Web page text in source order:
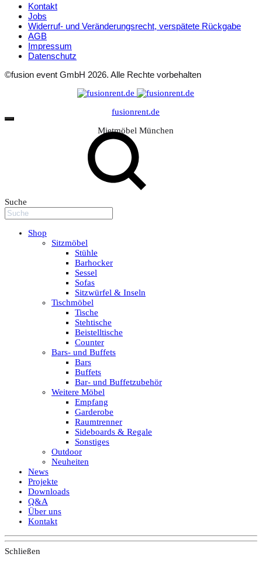
Kontakt
Jobs
Widerruf- und Veränderungsrecht, verspätete Rückgabe
AGB
Impressum
Datenschutz
©fusion event GmbH 2026. Alle Rechte vorbehalten
fusionrent.de
Mietmöbel München
Suche
Shop
Sitzmöbel
Stühle
Barhocker
Sessel
Sofas
Sitzwürfel & Inseln
Tischmöbel
Tische
Stehtische
Beistelltische
Counter
Bars- und Buffets
Bars
Buffets
Bar- und Buffetzubehör
Weitere Möbel
Empfang
Garderobe
Raumtrenner
Sideboards & Regale
Sonstiges
Outdoor
Neuheiten
News
Projekte
Downloads
Q&A
Über uns
Kontakt
Schließen